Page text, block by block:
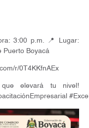
3:00 p.m. 📍 Lugar:
Puerto Boyacá
r/0T4KKfnAEx
elevará tu nivel!